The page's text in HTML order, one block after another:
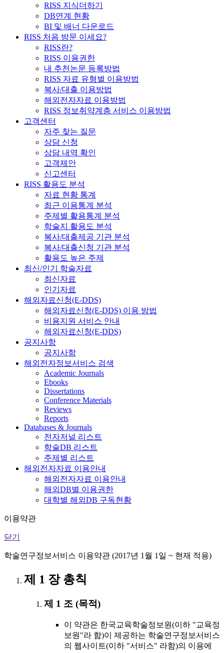
RISS 지식더하기
DB연계 현황
BI 및 배너 다운로드
RISS 처음 방문 이세요?
RISS란?
RISS 이용권한
내 추천논문 등록방법
RISS 자료 유형별 이용방법
복사/대출 이용방법
해외전자자료 이용방법
RISS 정보취약계층 서비스 이용방법
고객센터
자주 찾는 질문
상담 신청
상담 내역 확인
고객제안
신고센터
RISS 활용도 분석
자료 현황 통계
최근 이용통계 분석
주제별 활용통계 분석
학술지 활용도 분석
복사/대출제공 기관 분석
복사/대출신청 기관 분석
활용도 높은 주제
최신/인기 학술자료
최신자료
인기자료
해외자료신청(E-DDS)
해외자료신청(E-DDS) 이용 방법
비용지원 서비스 안내
해외자료신청(E-DDS)
공지사항
공지사항
해외전자정보서비스 검색
Academic Journals
Ebooks
Dissertations
Conference Materials
Reviews
Reports
Databases & Journals
전자저널 리스트
학술DB 리스트
주제별 리스트
해외전자자료 이용안내
해외전자자료 이용안내
해외DB별 이용권한
대학별 해외DB 구독현황
이용약관
닫기
학술연구정보서비스 이용약관 (2017년 1월 1일 ~ 현재 적용)
제 1 장 총칙
제 1 조 (목적)
이 약관은 한국교육학술정보원(이하 "교육정
보원"라 함)이 제공하는 학술연구정보서비스
의 웹사이트(이하 "서비스" 라함)의 이용에